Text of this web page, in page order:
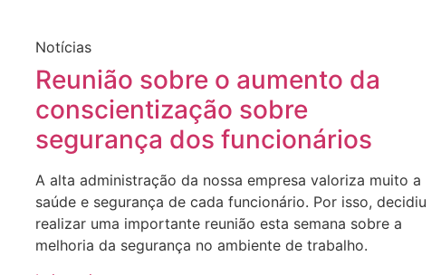
Notícias
Reunião sobre o aumento da
conscientização sobre
segurança dos funcionários
A alta administração da nossa empresa valoriza muito a
saúde e segurança de cada funcionário. Por isso, decidiu
realizar uma importante reunião esta semana sobre a
melhoria da segurança no ambiente de trabalho.